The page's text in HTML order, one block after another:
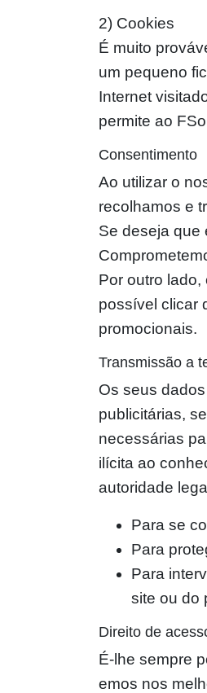
2) Cookies
É muito
um pequeno
Internet
permite ao
Consentimento
Ao utilizar o
recolhamos e
Se deseja que
Por outro
possível clicar
promocionais.
Transmissão a
Os seus
publicitárias,
necessárias
ilícita ao
autoridade
Para se
Para
Para
site ou do
Direito de
É-lhe sempre
emos nos